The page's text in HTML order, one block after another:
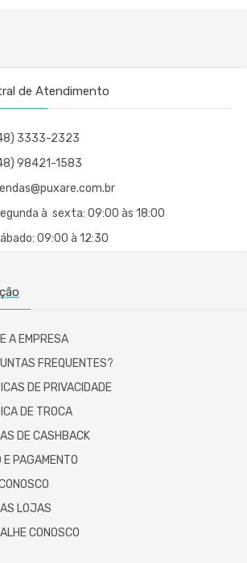
de Atendimento
3333-2323
98421-1583
à sexta: 09:00 às 18:00
09:00 à 12:30
A EMPRESA
FREQUENTES?
DE PRIVACIDADE
DE TROCA
DE CASHBACK
E PAGAMENTO
LOJAS
CONOSCO